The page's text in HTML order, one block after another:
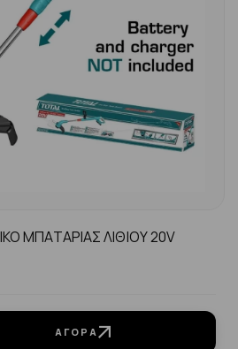
ΜΠΑΤΑΡΙΑΣ ΛΙΘΙΟΥ 20V
ΑΓΟΡΆ